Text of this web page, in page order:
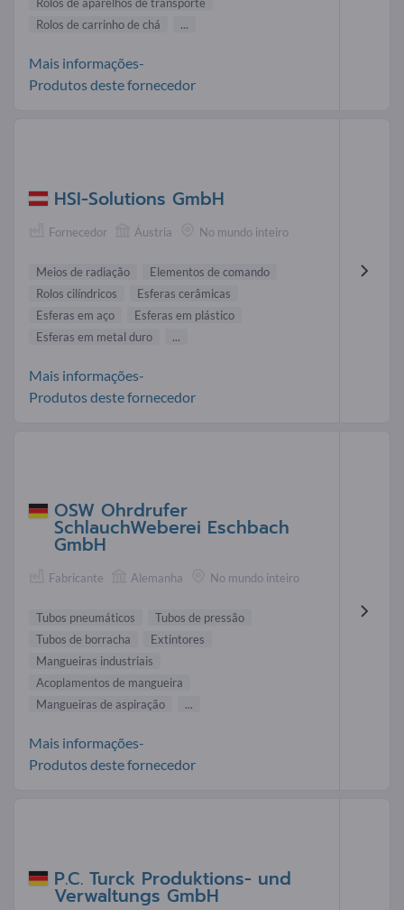
Rolos de aparelhos de transporte
Rolos de carrinho de chá
...
Mais informações-
Produtos deste fornecedor
HSI-Solutions GmbH
Fornecedor Áustria No mundo inteiro
Meios de radiação
Elementos de comando
Rolos cilíndricos
Esferas cerâmicas
Esferas em aço
Esferas em plástico
Esferas em metal duro
...
Mais informações-
Produtos deste fornecedor
OSW Ohrdrufer
SchlauchWeberei Eschbach
GmbH
Fabricante Alemanha No mundo inteiro
Tubos pneumáticos
Tubos de pressão
Tubos de borracha
Extintores
Mangueiras industriais
Acoplamentos de mangueira
Mangueiras de aspiração
...
Mais informações-
Produtos deste fornecedor
P.C. Turck Produktions- und
Verwaltungs GmbH